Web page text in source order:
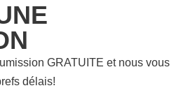
GRATUITE et nous vous
délais!